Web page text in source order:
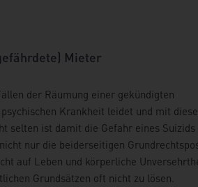
Mieter
der Räumung einer gekündigten
Krankheit leidet und mit
selten ist damit die Gefahr eines Suizids
nur die beiderseitigen
auf Leben und körperliche
Grundsätzen oft nicht zu lösen.